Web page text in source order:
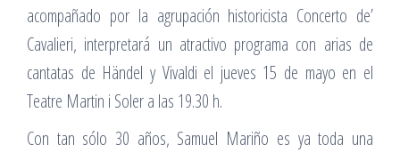
acompañado por la agrupación historicista Concerto de’
Cavalieri, interpretará un atractivo programa con arias de
cantatas de Händel y Vivaldi el jueves 15 de mayo en el
Teatre Martin i Soler a las 19.30 h.
Con tan sólo 30 años, Samuel Mariño es ya toda una